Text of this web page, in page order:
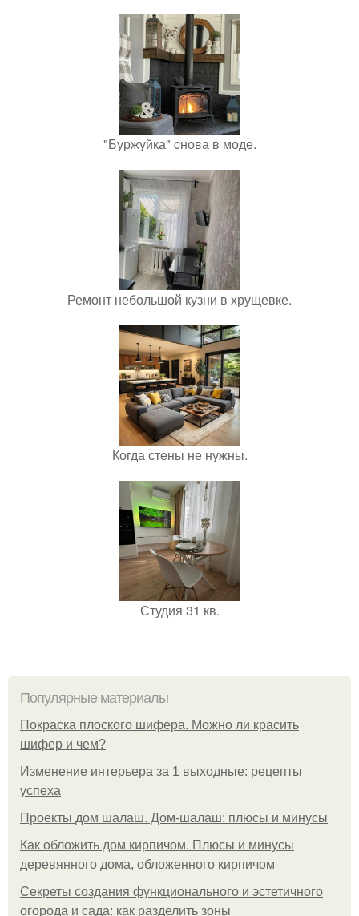
"Буржуйка" cнова в моде.
Ремонт небольшой кузни в хрущевке.
Когда стены не нужны.
Студия 31 кв.
Популярные материалы
Покраска плоского шифера. Можно ли красить
шифер и чем?
Изменение интерьера за 1 выходные: рецепты
успеха
Проекты дом шалаш. Дом-шалаш: плюсы и минусы
Как обложить дом кирпичом. Плюсы и минусы
деревянного дома, обложенного кирпичом
Секреты создания функционального и эстетичного
огорода и сада: как разделить зоны